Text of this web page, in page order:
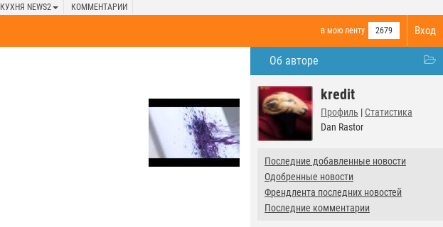
КУХНЯ NEWS2 КОММЕНТАРИИ
Вход
в мою ленту 2679
Об авторе
kredit
Профиль | Статистика
Dan Rastor
Последние добавленные новости
Одобренные новости
Френдлента последних новостей
Последние комментарии